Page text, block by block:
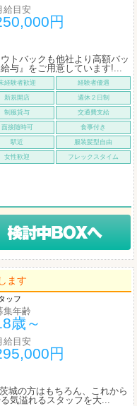
給目安
円
トバックも他社より高額バッ
与』をご用意しています!...
経験者歓迎 経験者優遇
新規開店 週休２日制
制服貸与 交通費支給
面接随時可 食事付き
駅近 服装髪型自由
女性歓迎 フレックスタイム
ます
ッフ
集年齢
歳～
給目安
円
城の方はもちろん、これから
気溢れるスタッフを大...